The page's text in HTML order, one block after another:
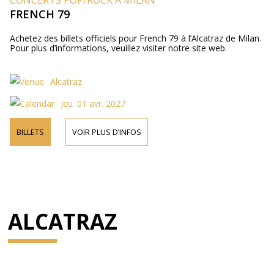
FRENCH 79
Achetez des billets officiels pour French 79 à l’Alcatraz de Milan.
Pour plus d’informations, veuillez visiter notre site web.
Alcatraz
jeu. 01 avr. 2027
BILLETS VOIR PLUS D’INFOS
ALCATRAZ